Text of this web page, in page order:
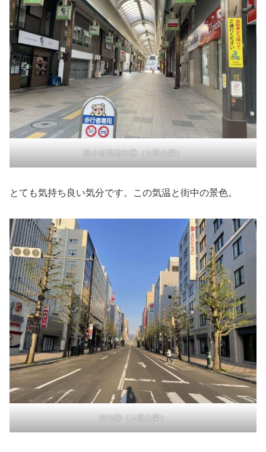
狸小路商店街②（大通公園）
とても気持ち良い気分です。この気温と街中の景色。
市内③（大通公園）